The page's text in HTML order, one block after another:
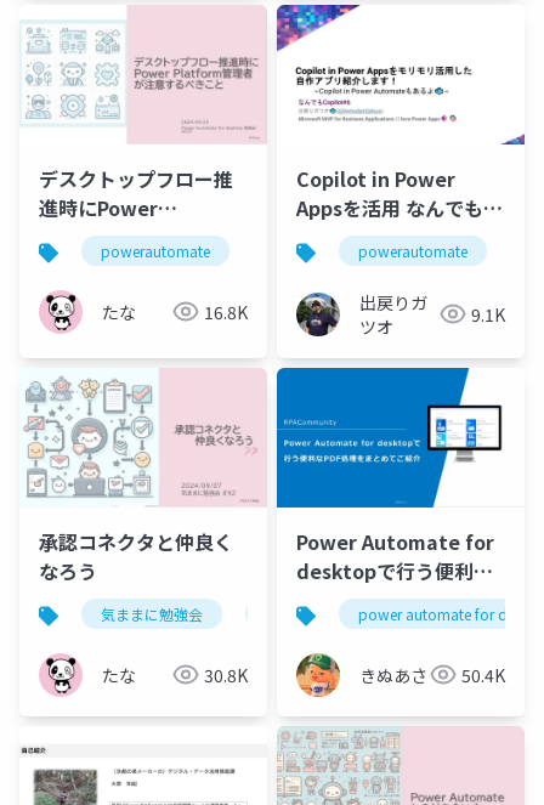
デスクトップフロー推
進時にPower
Platform管理者が注意
するべきこと
powerautomate padjp
たな 16.8K
Copilot in Power
Appsを活用 なんでもコ
パイロット 2024-09-11
powerautomate
出戻りガ
ツオ
9.1K
承認コネクタと仲良く
なろう
気ままに勉強会 powerautomate
たな 30.8K
Power Automate for
desktopで行う便利な
PDF処理をまとめてご
紹介
power automate for
きぬあさ 50.4K